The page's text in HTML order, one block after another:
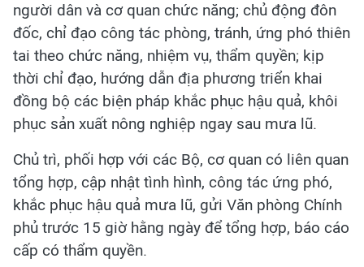
người dân và cơ quan chức năng; chủ động đôn
đốc, chỉ đạo công tác phòng, tránh, ứng phó thiên
tai theo chức năng, nhiệm vụ, thẩm quyền; kịp
thời chỉ đạo, hướng dẫn địa phương triển khai
đồng bộ các biện pháp khắc phục hậu quả, khôi
phục sản xuất nông nghiệp ngay sau mưa lũ.
Chủ trì, phối hợp với các Bộ, cơ quan có liên quan
tổng hợp, cập nhật tình hình, công tác ứng phó,
khắc phục hậu quả mưa lũ, gửi Văn phòng Chính
phủ trước 15 giờ hằng ngày để tổng hợp, báo cáo
cấp có thẩm quyền.